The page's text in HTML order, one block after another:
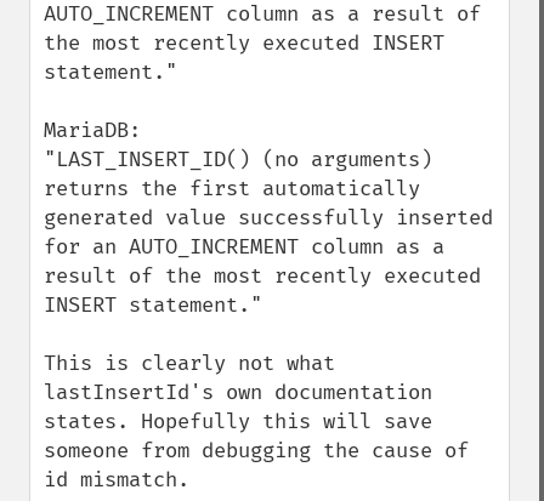
AUTO_INCREMENT column as a result of
the most recently executed INSERT
statement."
MariaDB:
"LAST_INSERT_ID() (no arguments)
returns the first automatically
generated value successfully inserted
for an AUTO_INCREMENT column as a
result of the most recently executed
INSERT statement."
This is clearly not what
lastInsertId's own documentation
states. Hopefully this will save
someone from debugging the cause of
id mismatch.